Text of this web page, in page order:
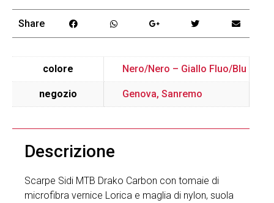
Share
colore Nero/Nero – Giallo Fluo/Blu
negozio Genova, Sanremo
Descrizione
Scarpe Sidi MTB Drako Carbon con tomaie di
microfibra vernice Lorica e maglia di nylon, suola